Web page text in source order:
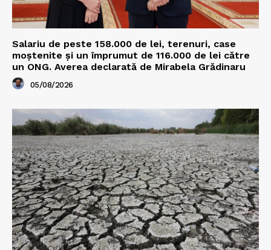
Salariu de peste 158.000 de lei, terenuri, case
moștenite și un împrumut de 116.000 de lei către
un ONG. Averea declarată de Mirabela Grădinaru
05/08/2026